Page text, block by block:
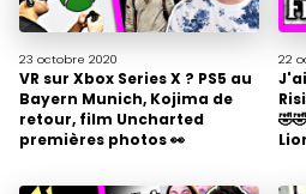
23 octobre 2020
VR sur Xbox Series X ? PS5 au
Bayern Munich, Kojima de
retour, film Uncharted
premières photos 👀
22